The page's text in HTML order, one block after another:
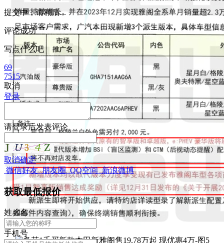
提交中，请稍后...
评论成功
写点什么吧
69
7515
取消
登录
请登录后发表评论
取消确定
微信好友 朋友圈 QQ空间 新浪微博
获取最低报价
姓名名
手机号